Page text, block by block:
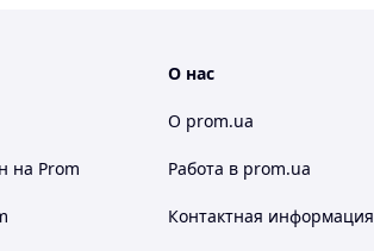
на Prom
О нас
О prom.ua
Работа в prom.ua
Контактная информация